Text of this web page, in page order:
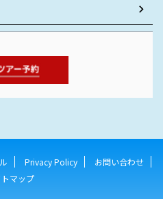
Privacy Policy
お問い合わせ
マップ